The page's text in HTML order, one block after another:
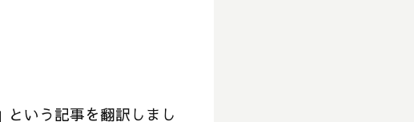
という記事を翻訳しまし